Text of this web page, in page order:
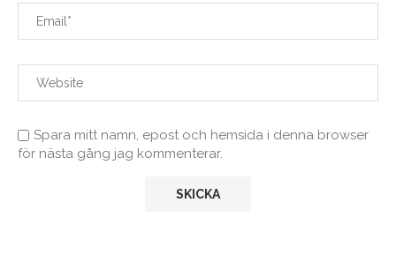
Spara mitt namn, epost och hemsida i denna browser
för nästa gång jag kommenterar.